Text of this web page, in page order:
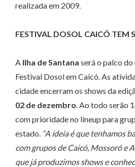
realizada em 2009.
FESTIVAL DOSOL CAICÓ TEM
A Ilha de Santana será o palco
Festival Dosol em Caicó. As
cidade encerram os shows da
02 de dezembro. Ao todo serão
com prioridade no lineup para
estado. “A ideia é que tenhamos
com grupos de Caicó, Mossoró e
que já produzimos shows e